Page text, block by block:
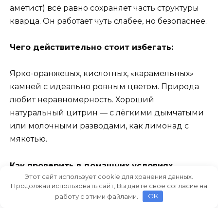
аметист) всё равно сохраняет часть структуры
кварца. Он работает чуть слабее, но безопаснее.
Чего действительно стоит избегать:
Ярко-оранжевых, кислотных, «карамельных»
камней с идеально ровным цветом. Природа
любит неравномерность. Хороший
натуральный цитрин — с лёгкими дымчатыми
или молочными разводами, как лимонад с
мякотью.
Как проверить в домашних условиях
Помутнение.Натуральный кварц не
Этот сайт использует cookie для хранения данных.
Продолжая использовать сайт, Вы даете свое согласие на
работу с этими файлами.
OK